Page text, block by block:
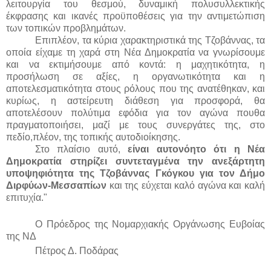
λειτουργία του θεσμού, δυναμική πολυσυλλεκτικής
έκφρασης και ικανές προϋποθέσεις για την αντιμετώπιση
των τοπικών προβλημάτων.
Επιπλέον, τα κύρια χαρακτηριστικά της Τζοβάννας, τα
οποία είχαμε τη χαρά στη Νέα Δημοκρατία να γνωρίσουμε
και να εκτιμήσουμε από κοντά: η μαχητικότητα, η
προσήλωση σε αξίες, η οργανωτικότητα και η
αποτελεσματικότητα στους ρόλους που της ανατέθηκαν, και
κυρίως, η αστείρευτη διάθεση για προσφορά, θα
αποτελέσουν πολύτιμα εφόδια για τον αγώνα πουθα
πραγματοποιήσει, μαζί με τους συνεργάτες της, στο
πεδίο,πλέον, της τοπικής αυτοδιοίκησης.
Στο πλαίσιο αυτό,είναι αυτονόητο ότι η Νέα
Δημοκρατία στηρίζει συντεταγμένα την ανεξάρτητη
υποψηφιότητα της Τζοβάννας Γκόγκου για τον Δήμο
Διρφύων-Μεσσαπίων και της εύχεται καλό αγώνα και καλή
επιτυχία."
Ο Πρόεδρος της Νομαρχιακής Οργάνωσης Ευβοίας
της ΝΔ
Πέτρος Δ. Ποδάρας